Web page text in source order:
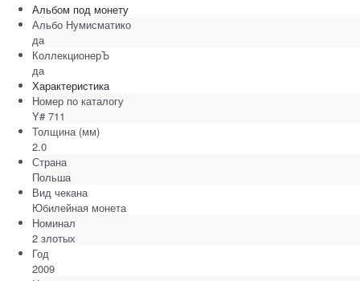
Альбом под монету
Альбо Нумисматико
да
КоллекционерЪ
да
Характеристика
Номер по каталогу
Y# 711
Толщина (мм)
2.0
Страна
Польша
Вид чекана
Юбилейная монета
Номинал
2 злотых
Год
2009